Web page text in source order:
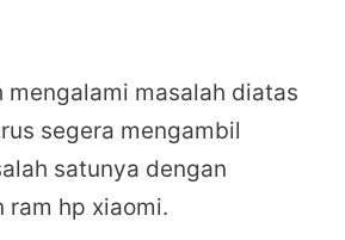
mengalami masalah diatas
segera mengambil
satunya dengan
ram hp xiaomi.